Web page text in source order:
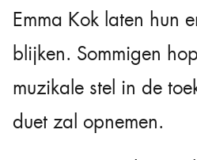
Emma Kok laten hun
blijken. Sommigen
muzikale stel in de
duet zal opnemen.